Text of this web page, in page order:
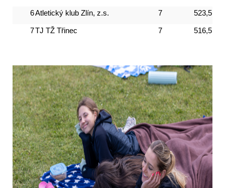
6Atletický klub Zlín, z.s. 7 523,5
7TJ TŽ Třinec 7 516,5